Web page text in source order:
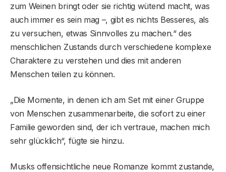
zum Weinen bringt oder sie richtig wütend macht, was
auch immer es sein mag –, gibt es nichts Besseres, als
zu versuchen, etwas Sinnvolles zu machen.“ des
menschlichen Zustands durch verschiedene komplexe
Charaktere zu verstehen und dies mit anderen
Menschen teilen zu können.
„Die Momente, in denen ich am Set mit einer Gruppe
von Menschen zusammenarbeite, die sofort zu einer
Familie geworden sind, der ich vertraue, machen mich
sehr glücklich“, fügte sie hinzu.
Musks offensichtliche neue Romanze kommt zustande,